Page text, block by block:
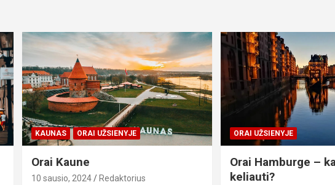
KAUNAS ORAI UŽSIENYJE
Orai Kaune
10 sausio, 2024 Redaktorius
ORAI UŽSIENYJE
Orai Hamburge –
keliauti?